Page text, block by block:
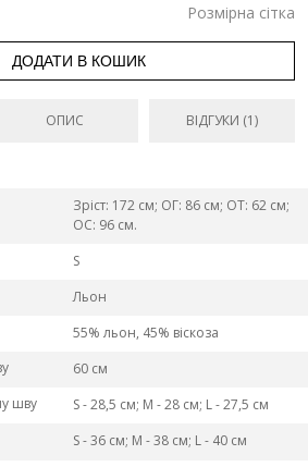
Розмірна сітка
ДОДАТИ В КОШИК
ОПИС ВІДГУКИ (1)
Зріст: 172 см; ОГ: 86 см; ОТ: 62 см;
ОС: 96 см.
S
Льон
55% льон, 45% віскоза
60 см
шву
S - 28,5 см; M - 28 см; L - 27,5 см
S - 36 см; M - 38 см; L - 40 см